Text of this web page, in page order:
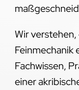
Wir
Feinmechanik
Fachwissen,
einer